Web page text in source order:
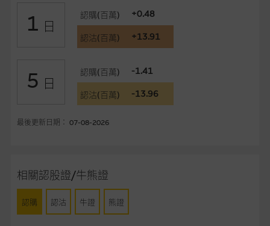
1 日
認購(百萬) +0.48
認沽(百萬) +13.91
5 日
認購(百萬) -1.41
認沽(百萬) -13.96
最後更新日期： 07-08-2026
相關認股證/牛熊證
認購 認沽 牛證 熊證
整、合時及準確，對任何因任何形式(包括疏忽)由於網站內容的
錯誤、失實、遺漏、或任何人士對網站內容的依賴而導致的損失
或損毀，亦一概不會承擔責任或債務。
與結構性產品有關的風險
無法收回部份或全部應收款項。結構性產品價格可升可跌。過往
自行評估箇中風險。如有需要，請徵詢獨立之專業意見。牛熊證
損失全部投資；而(ii)R類牛熊證之剩餘價值則可能為零。